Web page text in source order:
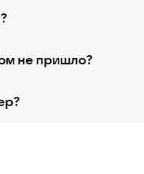
не пришло?